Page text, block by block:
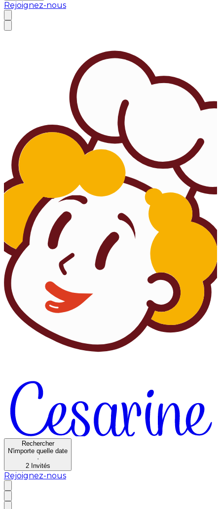
Rejoignez-nous
Rechercher
N'importe quelle date
·
2 Invités
Rejoignez-nous